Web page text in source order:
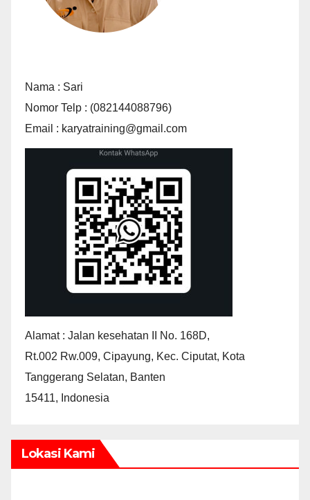
Nama : Sari
Nomor Telp : (082144088796)
Email : karyatraining@gmail.com
Alamat : Jalan kesehatan II No. 168D,
Rt.002 Rw.009, Cipayung, Kec. Ciputat, Kota
Tanggerang Selatan, Banten
15411, Indonesia
Lokasi Kami